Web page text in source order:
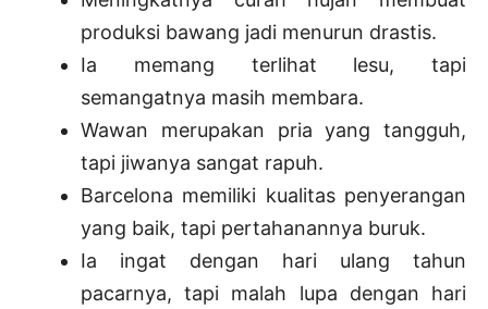
produksi bawang jadi menurun drastis.
Ia memang terlihat lesu, tapi
semangatnya masih membara.
Wawan merupakan pria yang tangguh,
tapi jiwanya sangat rapuh.
Barcelona memiliki kualitas penyerangan
yang baik, tapi pertahanannya buruk.
Ia ingat dengan hari ulang tahun
pacarnya, tapi malah lupa dengan hari